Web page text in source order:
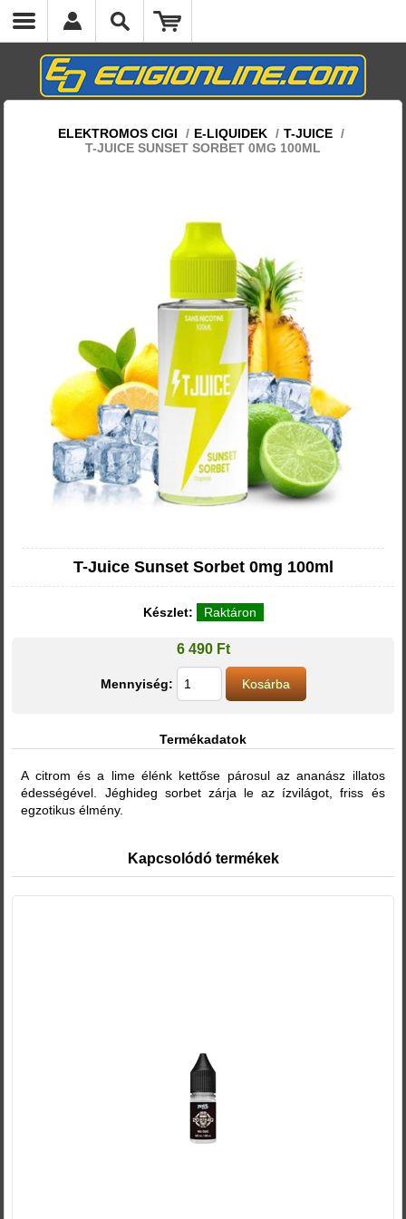
ELEKTROMOS CIGI / E-LIQUIDEK / T-JUICE /
T-JUICE SUNSET SORBET 0MG 100ML
T-Juice Sunset Sorbet 0mg 100ml
Készlet: Raktáron
6 490 Ft
Mennyiség:
Termékadatok
A citrom és a lime élénk kettőse párosul az ananász illatos
édességével. Jéghideg sorbet zárja le az ízvilágot, friss és
egzotikus élmény.
Kapcsolódó termékek